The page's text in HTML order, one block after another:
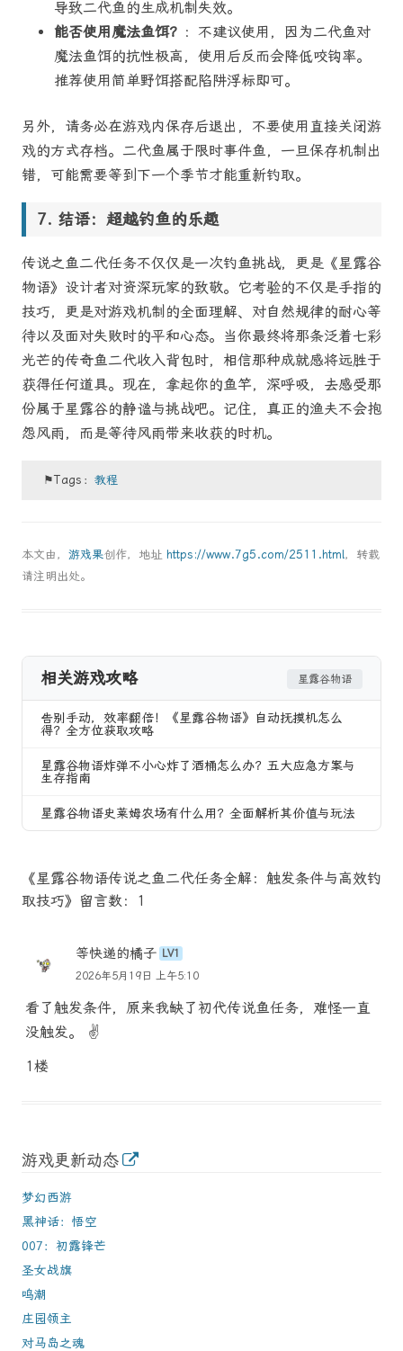
导致二代鱼的生成机制失效。
能否使用魔法鱼饵？ ：不建议使用，因为二代鱼对
魔法鱼饵的抗性极高，使用后反而会降低咬钩率。
推荐使用简单野饵搭配陷阱浮标即可。
另外，请务必在游戏内保存后退出，不要使用直接关闭游
戏的方式存档。二代鱼属于限时事件鱼，一旦保存机制出
错，可能需要等到下一个季节才能重新钓取。
结语：超越钓鱼的乐趣
传说之鱼二代任务不仅仅是一次钓鱼挑战，更是《星露谷
物语》设计者对资深玩家的致敬。它考验的不仅是手指的
技巧，更是对游戏机制的全面理解、对自然规律的耐心等
待以及面对失败时的平和心态。当你最终将那条泛着七彩
光芒的传奇鱼二代收入背包时，相信那种成就感将远胜于
获得任何道具。现在，拿起你的鱼竿，深呼吸，去感受那
份属于星露谷的静谧与挑战吧。记住，真正的渔夫不会抱
怨风雨，而是等待风雨带来收获的时机。
⚑Tags：教程
本文由， 游戏果创作，地址 https://www.7g5.com/2511.html，转载
请注明出处。
相关游戏攻略 星露谷物语
告别手动，效率翻倍！《星露谷物语》自动抚摸机怎么
得？全方位获取攻略
星露谷物语炸弹不小心炸了酒桶怎么办？五大应急方案与
生存指南
星露谷物语史莱姆农场有什么用？全面解析其价值与玩法
《星露谷物语传说之鱼二代任务全解：触发条件与高效钓
取技巧》留言数：1
等快递的橘子 LV1
2026年5月19日 上午5:10
看了触发条件，原来我缺了初代传说鱼任务，难怪一直
没触发。 ✌️
1楼
游戏更新动态
梦幻西游
黑神话：悟空
007：初露锋芒
圣女战旗
鸣潮
庄园领主
对马岛之魂